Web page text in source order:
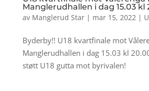
Manglerudhallen i dag 15.03 kl
av Manglerud Star| mar 15, 2022|
Byderby!! U18 kvartfinale mot
Manglerudhallen i dag 15.03 kl
støtt U18 gutta mot byrivalen!